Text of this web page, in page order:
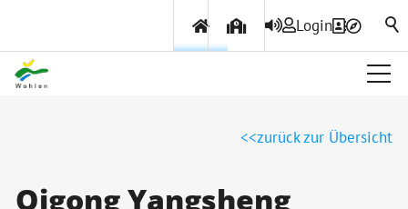
Login
Politik & Verwaltung
zurück zur Übersicht
Qigong Yangsheng